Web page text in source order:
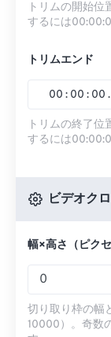
トリムの開始位
するには
トリムエンド
00 : 00 : 00 .
トリムの終了位
するには
ビデオク
幅×高さ（ピクセ
切り取り枠の幅
10000）。奇数